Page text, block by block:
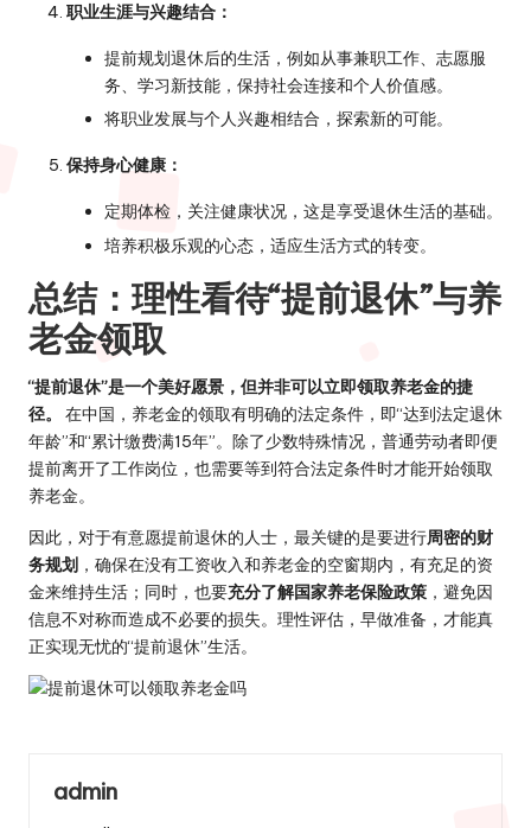
职业生涯与兴趣结合：
提前规划退休后的生活，例如从事兼职工作、志愿服
务、学习新技能，保持社会连接和个人价值感。
将职业发展与个人兴趣相结合，探索新的可能。
保持身心健康：
定期体检，关注健康状况，这是享受退休生活的基础。
培养积极乐观的心态，适应生活方式的转变。
总结：理性看待“提前退休”与养
老金领取
“提前退休”是一个美好愿景，但并非可以立即领取养老金的捷
径。
在中国，养老金的领取有明确的法定条件，即“达到法定退休
年龄”和“累计缴费满15年”。除了少数特殊情况，普通劳动者即便
提前离开了工作岗位，也需要等到符合法定条件时才能开始领取
养老金。
因此，对于有意愿提前退休的人士，最关键的是要进行周密的财
务规划 ，确保在没有工资收入和养老金的空窗期内，有充足的资
金来维持生活；同时，也要充分了解国家养老保险政策 ，避免因
信息不对称而造成不必要的损失。理性评估，早做准备，才能真
正实现无忧的“提前退休”生活。
admin